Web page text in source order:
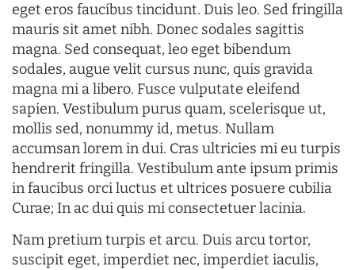
eget eros faucibus tincidunt. Duis leo. Sed fringilla
mauris sit amet nibh. Donec sodales sagittis
magna. Sed consequat, leo eget bibendum
sodales, augue velit cursus nunc, quis gravida
magna mi a libero. Fusce vulputate eleifend
sapien. Vestibulum purus quam, scelerisque ut,
mollis sed, nonummy id, metus. Nullam
accumsan lorem in dui. Cras ultricies mi eu turpis
hendrerit fringilla. Vestibulum ante ipsum primis
in faucibus orci luctus et ultrices posuere cubilia
Curae; In ac dui quis mi consectetuer lacinia.
Nam pretium turpis et arcu. Duis arcu tortor,
suscipit eget, imperdiet nec, imperdiet iaculis,